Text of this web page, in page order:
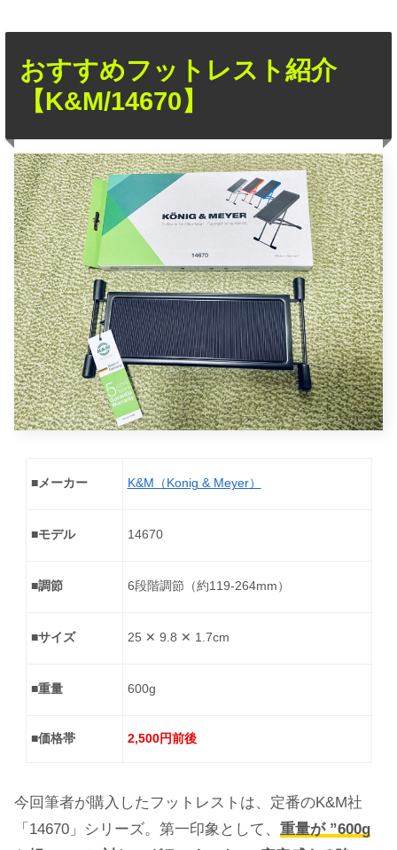
おすすめフットレスト紹介
【K&M/14670】
■メーカー K&M（Konig & Meyer）
■モデル 14670
■調節 6段階調節（約119-264mm）
■サイズ 25 ✕ 9.8 ✕ 1.7cm
■重量 600g
■価格帯 2,500円前後
今回筆者が購入したフットレストは、定番のK&M社
「14670」シリーズ。第一印象として、 重量が ”600g